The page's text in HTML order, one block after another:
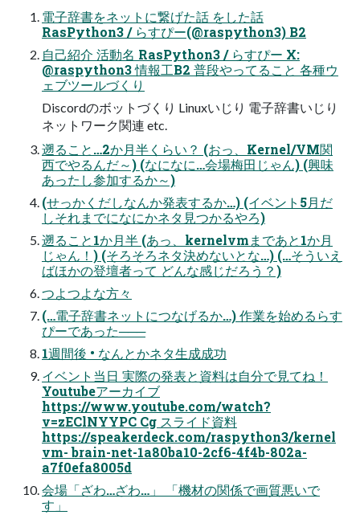
電子辞書をネットに繋げた話 をした話
RasPython3 / らすぴー(@raspython3) B2
自己紹介 活動名 RasPython3 / らすぴー X:
@raspython3 情報工B2 普段やってること 各種ウ
ェブツールづくり
Discordのボットづくり Linuxいじり 電子辞書いじり
ネットワーク関連 etc.
遡ること…2か月半くらい？ (おっ、Kernel/VM関
西でやるんだ～) (なになに…会場梅田じゃん) (興味
あったし参加するか～)
(せっかくだしなんか発表するか…) (イベント5月だ
しそれまでになにかネタ見つかるやろ)
遡ること1か月半 (あっ、kernelvmまであと1か月
じゃん！) (そろそろネタ決めないとな…) (…そういえ
ばほかの登壇者って どんな感じだろう？)
つよつよな方々
(…電子辞書ネットにつなげるか…) 作業を始めるらす
ぴーであった───
1週間後 • なんとかネタ生成成功
イベント当日 実際の発表と資料は自分で見てね！
Youtubeアーカイブ
https://www.youtube.com/watch?
v=zEClNYYPC Cg スライド資料
https://speakerdeck.com/raspython3/kernel
vm- brain-net-1a80ba10-2cf6-4f4b-802a-
a7f0efa8005d
会場「ざわ…ざわ…」 「機材の関係で画質悪いで
す」